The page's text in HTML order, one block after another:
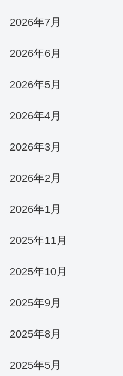
2026年7月
2026年6月
2026年5月
2026年4月
2026年3月
2026年2月
2026年1月
2025年11月
2025年10月
2025年9月
2025年8月
2025年5月